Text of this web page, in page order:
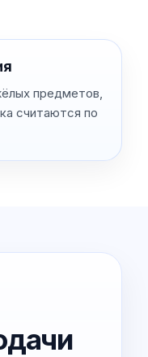
предметов,
считаются по